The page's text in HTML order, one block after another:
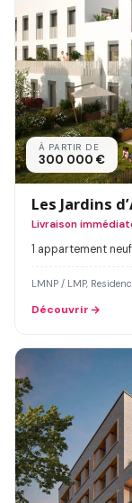
À PARTIR DE
300 000 €
Les Jardins
Livraison
1 appartement
LMNP / LMP,
Découvrir